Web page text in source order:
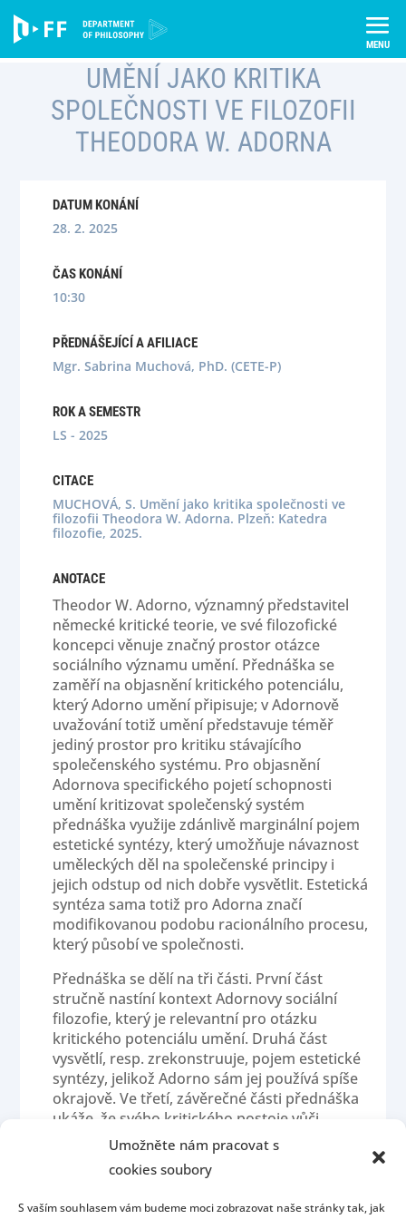
content
Umožněte nám pracovat s
cookies soubory
S vaším souhlasem vám budeme moci zobrazovat naše stránky tak, jak
Semináře
Umění jako kritika společnosti ve filozofii Theodora W. Adorna
UMĚNÍ JAKO KRITIKA
SPOLEČNOSTI VE FILOZOFII
THEODORA W. ADORNA
DATUM KONÁNÍ
28. 2. 2025
ČAS KONÁNÍ
10:30
PŘEDNÁŠEJÍCÍ A AFILIACE
Mgr. Sabrina Muchová, PhD. (CETE-P)
ROK A SEMESTR
LS - 2025
CITACE
MUCHOVÁ, S. Umění jako kritika společnosti ve
filozofii Theodora W. Adorna. Plzeň: Katedra
filozofie, 2025.
ANOTACE
Theodor W. Adorno, významný představitel
německé kritické teorie, ve své filozofické
koncepci věnuje značný prostor otázce
sociálního významu umění. Přednáška se
zaměří na objasnění kritického potenciálu,
který Adorno umění připisuje; v Adornově
uvažování totiž umění představuje téměř
jediný prostor pro kritiku stávajícího
společenského systému. Pro objasnění
Adornova specifického pojetí schopnosti
umění kritizovat společenský systém
přednáška využije zdánlivě marginální pojem
estetické syntézy, který umožňuje návaznost
uměleckých děl na společenské principy i
jejich odstup od nich dobře vysvětlit. Estetická
syntéza sama totiž pro Adorna značí
modifikovanou podobu racionálního procesu,
který působí ve společnosti.
Přednáška se dělí na tři části. První část
stručně nastíní kontext Adornovy sociální
filozofie, který je relevantní pro otázku
kritického potenciálu umění. Druhá část
vysvětlí, resp. zrekonstruuje, pojem estetické
syntézy, jelikož Adorno sám jej používá spíše
okrajově. Ve třetí, závěrečné části přednáška
ukáže, že svého kritického postoje vůči
společenskému systému umělecká díla
dosahují prostřednictvím své vnitřní
rozpornosti. Právě tato rozpornost jim